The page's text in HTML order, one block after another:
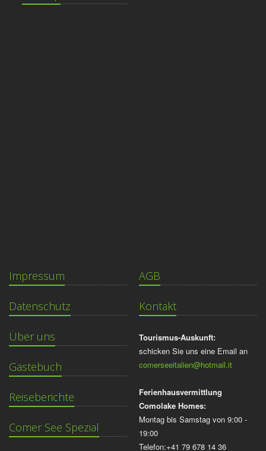
Impressum
Datenschutz
Über uns
Gästebuch
Reiseberichte
Comer See Spezial
AGB
Kontakt
Tourismus-Auskunft:
schicken Sie uns eine Email an
comerseeitalien@hotmail.it
Ferienhausvermittlung
Comolake Homes:
Montag bis Samstag von 9:00 -
19:00
Telefon:+41 79 678 14 36